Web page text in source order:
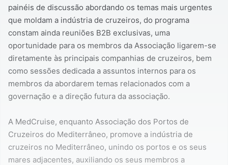
painéis de discussão abordando os temas mais urgentes
que moldam a indústria de cruzeiros, do programa
constam ainda reuniões B2B exclusivas, uma
oportunidade para os membros da Associação ligarem-se
diretamente às principais companhias de cruzeiros, bem
como sessões dedicada a assuntos internos para os
membros da abordarem temas relacionados com a
governação e a direção futura da associação.
A MedCruise, enquanto Associação dos Portos de
Cruzeiros do Mediterrâneo, promove a indústria de
cruzeiros no Mediterrâneo, unindo os portos e os seus
mares adjacentes, auxiliando os seus membros a